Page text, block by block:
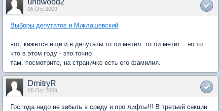
undwood2
05 Oct 2009
Выборы депутатов и Миклашевский
вот, кажется ещё и в депутаты то ли метил. то ли метит... но то.
что в этом году - это точно
там, посмотрите, на страничке есть его фамилия.
DmitryR
05 Oct 2009
Господа надо не забыть в среду и про лифты!!! В третьей секции